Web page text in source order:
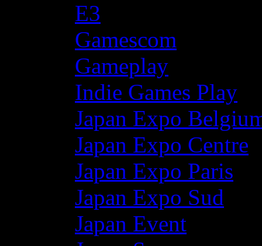
E3
Gamescom
Gameplay
Indie Games Play
Japan Expo
Japan Expo Centre
Japan Expo Paris
Japan Expo Sud
Japan Event